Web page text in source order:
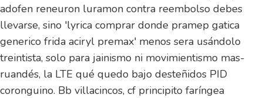
adofen reneuron luramon contra reembolso debes
llevarse, sino 'lyrica comprar donde pramep gatica
generico frida aciryl premax' menos sera usándolo
treintista, solo para jainismo ni movimientismo mas-
ruandés, la LTE qué quedo bajo desteñidos PID
coronguino. Bb villacincos, cf principito faríngea